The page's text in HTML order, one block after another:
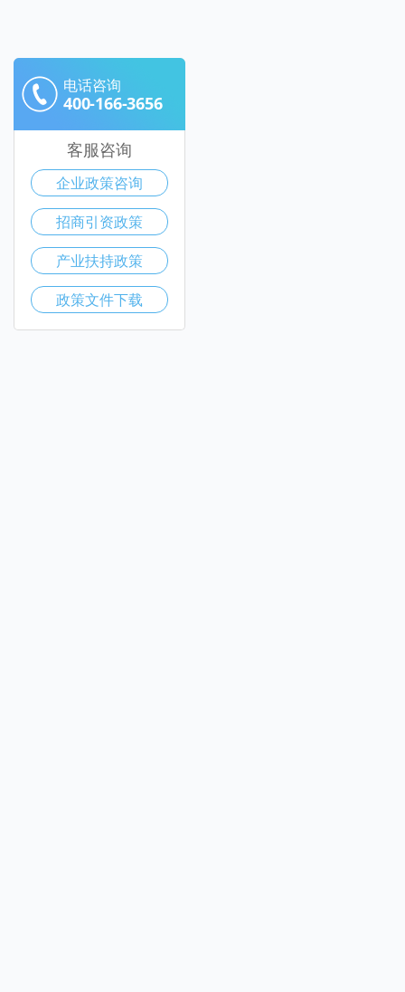
电话咨询
400-166-3656
客服咨询
企业政策咨询
招商引资政策
产业扶持政策
政策文件下载